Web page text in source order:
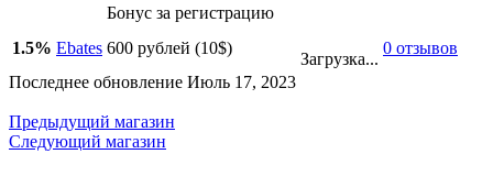
Бонус за регистрацию
1.5% Ebates 600 рублей (10$)
Загрузка...
0 отзывов
Последнее обновление Июль 17, 2023
Предыдущий магазин
Следующий магазин